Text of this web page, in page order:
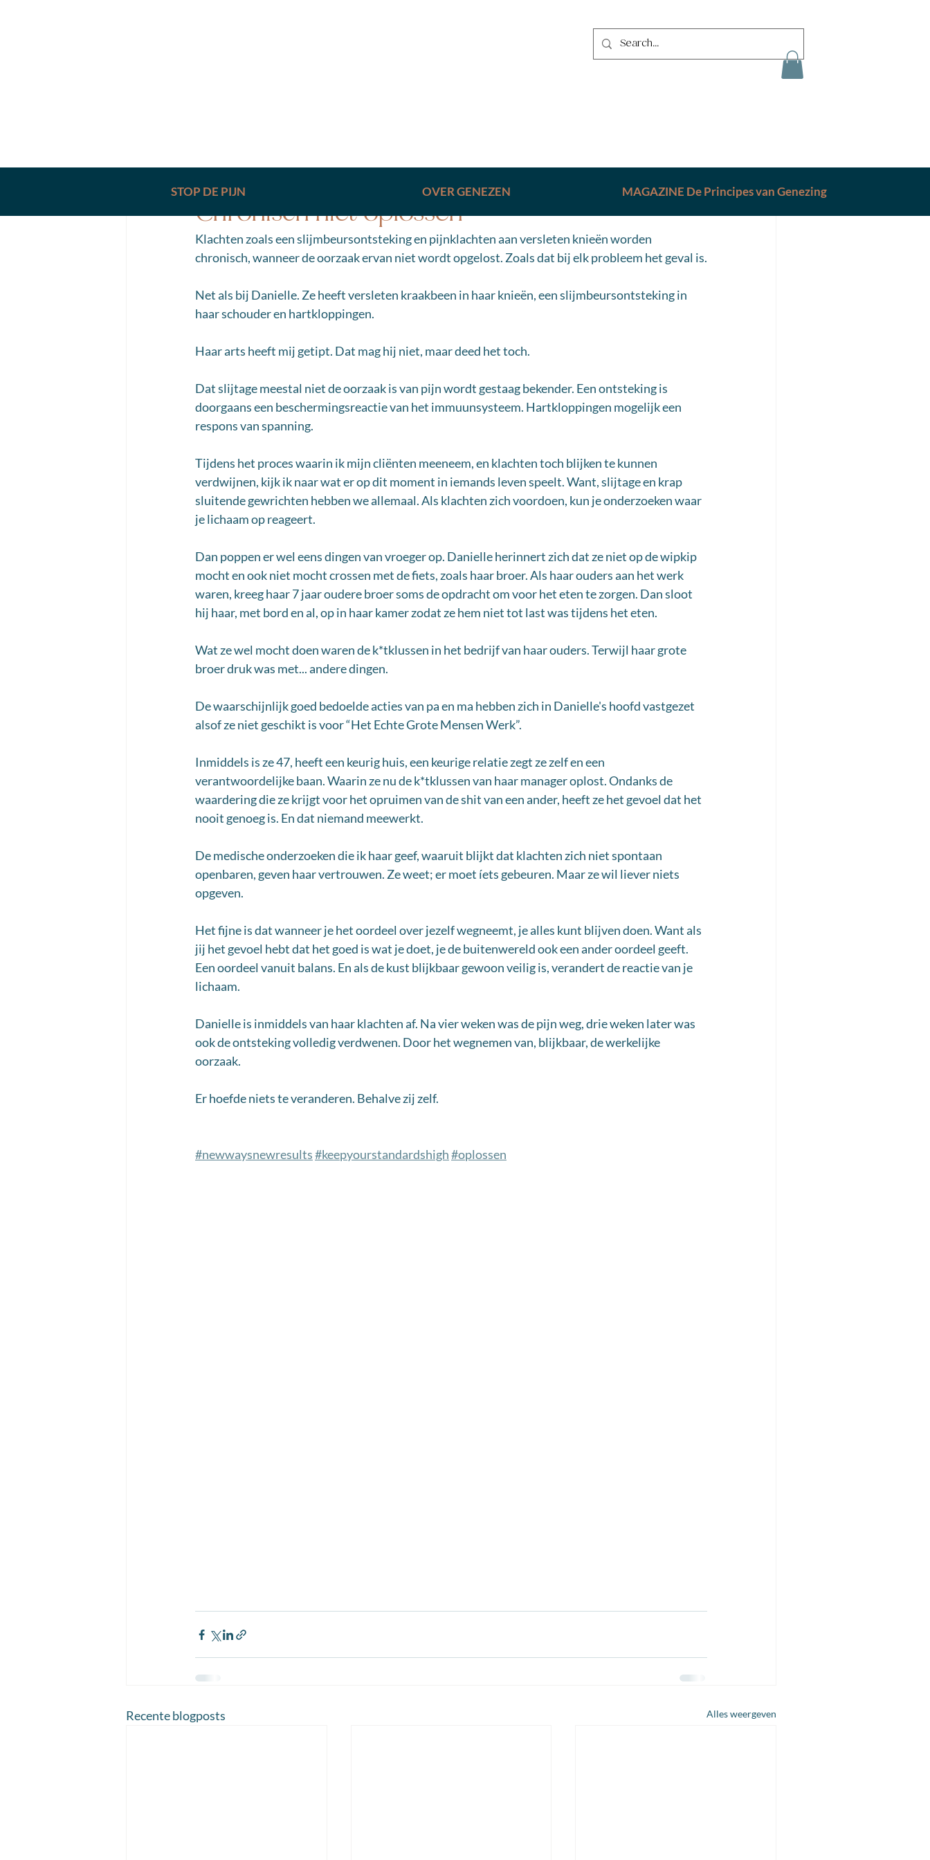
Chronisch niet oplossen
Klachten zoals een slijmbeursontsteking en pijnklachten aan versleten knieën worden
chronisch, wanneer de oorzaak ervan niet wordt opgelost. Zoals dat bij elk probleem het geval is.
Net als bij Danielle. Ze heeft versleten kraakbeen in haar knieën, een slijmbeursontsteking in
haar schouder en hartkloppingen.
Haar arts heeft mij getipt. Dat mag hij niet, maar deed het toch.
Dat slijtage meestal niet de oorzaak is van pijn wordt gestaag bekender. Een ontsteking is
doorgaans een beschermingsreactie van het immuunsysteem. Hartkloppingen mogelijk een
respons van spanning.
Tijdens het proces waarin ik mijn cliënten meeneem, en klachten toch blijken te kunnen
verdwijnen, kijk ik naar wat er op dit moment in iemands leven speelt. Want, slijtage en krap
sluitende gewrichten hebben we allemaal. Als klachten zich voordoen, kun je onderzoeken waar
je lichaam op reageert.
Dan poppen er wel eens dingen van vroeger op. Danielle herinnert zich dat ze niet op de wipkip
mocht en ook niet mocht crossen met de fiets, zoals haar broer. Als haar ouders aan het werk
waren, kreeg haar 7 jaar oudere broer soms de opdracht om voor het eten te zorgen. Dan sloot
hij haar, met bord en al, op in haar kamer zodat ze hem niet tot last was tijdens het eten.
Wat ze wel mocht doen waren de k*tklussen in het bedrijf van haar ouders. Terwijl haar grote
broer druk was met... andere dingen.
De waarschijnlijk goed bedoelde acties van pa en ma hebben zich in Danielle's hoofd vastgezet
alsof ze niet geschikt is voor “Het Echte Grote Mensen Werk”.
Inmiddels is ze 47, heeft een keurig huis, een keurige relatie zegt ze zelf en een
verantwoordelijke baan. Waarin ze nu de k*tklussen van haar manager oplost. Ondanks de
waardering die ze krijgt voor het opruimen van de shit van een ander, heeft ze het gevoel dat het
nooit genoeg is. En dat niemand meewerkt.
De medische onderzoeken die ik haar geef, waaruit blijkt dat klachten zich niet spontaan
openbaren, geven haar vertrouwen. Ze weet; er moet íets gebeuren. Maar ze wil liever niets
opgeven.
Het fijne is dat wanneer je het oordeel over jezelf wegneemt, je alles kunt blijven doen. Want als
jij het gevoel hebt dat het goed is wat je doet, je de buitenwereld ook een ander oordeel geeft.
Een oordeel vanuit balans. En als de kust blijkbaar gewoon veilig is, verandert de reactie van je
lichaam.
Danielle is inmiddels van haar klachten af. Na vier weken was de pijn weg, drie weken later was
ook de ontsteking volledig verdwenen. Door het wegnemen van, blijkbaar, de werkelijke
oorzaak.
Er hoefde niets te veranderen. Behalve zij zelf.
#newwaysnewresults#keepyourstandardshigh#oplossen
Recente blogposts Alles weergeven
STOP DE PIJN OVER GENEZEN MAGAZINE De Principes van Genezing